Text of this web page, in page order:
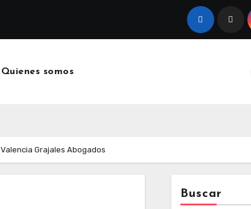
Quienes somos
Grajales Abogados
Buscar